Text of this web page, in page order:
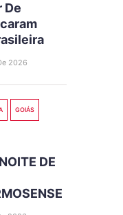
De
2026
GOIÁS
DE